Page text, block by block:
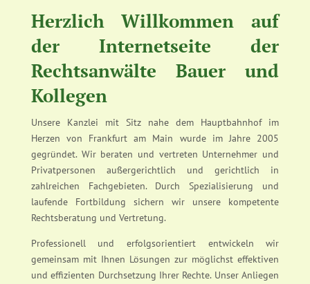
Herzlich Willkommen auf
der Internetseite der
Rechtsanwälte Bauer und
Kollegen
Unsere Kanzlei mit Sitz nahe dem Hauptbahnhof im
Herzen von Frankfurt am Main wurde im Jahre 2005
gegründet. Wir beraten und vertreten Unternehmer und
Privatpersonen außergerichtlich und gerichtlich in
zahlreichen Fachgebieten. Durch Spezialisierung und
laufende Fortbildung sichern wir unsere kompetente
Rechtsberatung und Vertretung.
Professionell und erfolgsorientiert entwickeln wir
gemeinsam mit Ihnen Lösungen zur möglichst effektiven
und effizienten Durchsetzung Ihrer Rechte. Unser Anliegen